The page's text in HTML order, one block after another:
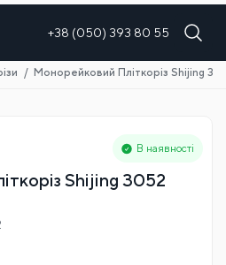
+38 (050) 393 80 55
UA
Монорейковий Пліткоріз Shijing
В наявності
Shijing 3052